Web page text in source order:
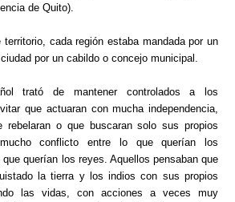
de Quito).
cada región estaba mandada por un
por un cabildo o concejo municipal.
trató de mantener controlados a los
que actuaran con mucha independencia,
rebelaran o que buscaran solo sus propios
conflicto entre lo que querían los
querían los reyes. Aquellos pensaban que
la tierra y los indios con sus propios
las vidas, con acciones a veces muy